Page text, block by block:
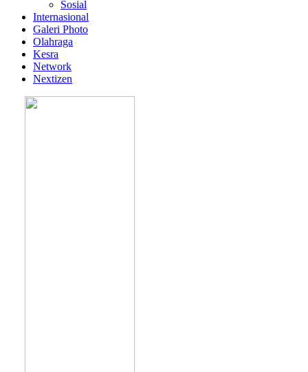
Sosial
Internasional
Galeri Photo
Olahraga
Kesra
Network
Nextizen